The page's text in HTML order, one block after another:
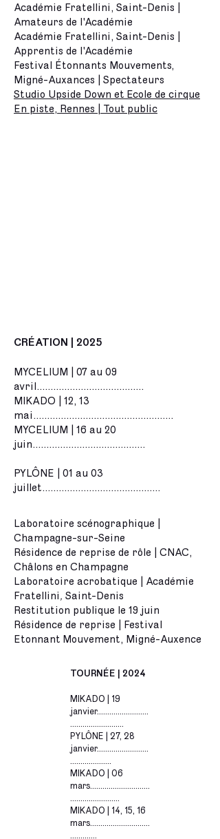
Académie Fratellini, Saint-Denis |
Amateurs de l'Académie
Académie Fratellini, Saint-Denis |
Apprentis de l'Académie
Festival Étonnants Mouvements,
Migné-Auxances | Spectateurs
Studio Upside Down et Ecole de cirque
En piste, Rennes | Tout public
CRÉATION | 2025
MYCELIUM | 07 au 09
avril.......................................
MIKADO | 12, 13
mai...................................................
MYCELIUM | 16 au 20
juin.........................................
PYLÔNE | 01 au 03
juillet...........................................
Laboratoire scénographique |
Champagne-sur-Seine
Résidence de reprise de rôle | CNAC,
Châlons en Champagne
Laboratoire acrobatique | Académie
Fratellini, Saint-Denis
Restitution publique le 19 juin
Résidence de reprise | Festival
Etonnant Mouvement, Migné-Auxence
TOURNÉE | 2024
MIKADO | 19
janvier.........................
..........................
PYLÔNE | 27, 28
janvier.........................
....................
MIKADO | 06
mars.............................
........................
MIKADO | 14, 15, 16
mars.............................
.............